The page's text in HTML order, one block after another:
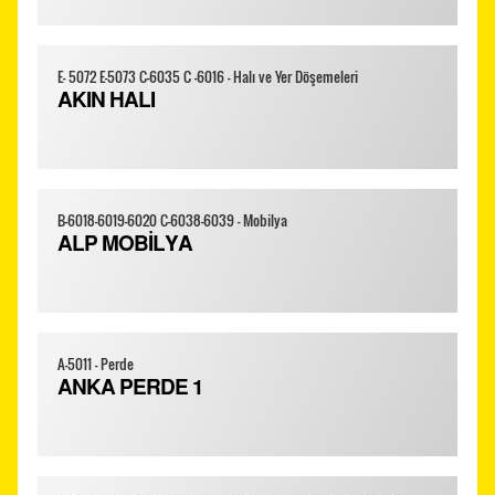
E- 5072 E-5073 C-6035 C -6016 - Halı ve Yer Döşemeleri
AKIN HALI
B-6018-6019-6020 C-6038-6039 - Mobilya
ALP MOBİLYA
A-5011 - Perde
ANKA PERDE 1